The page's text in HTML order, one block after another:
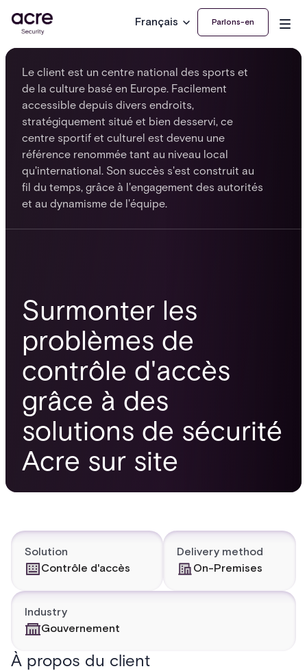
Français Parlons-en
Surmonter les
problèmes de
contrôle d'accès
grâce à des
solutions de sécurité
Acre sur site
Le client est un centre national des sports et
de la culture basé en Europe. Facilement
accessible depuis divers endroits,
stratégiquement situé et bien desservi, ce
centre sportif et culturel est devenu une
référence renommée tant au niveau local
qu'international. Son succès s'est construit au
fil du temps, grâce à l'engagement des autorités
et au dynamisme de l'équipe.
Solution
Contrôle d'accès
Delivery method
On-Premises
Industry
Gouvernement
À propos du client